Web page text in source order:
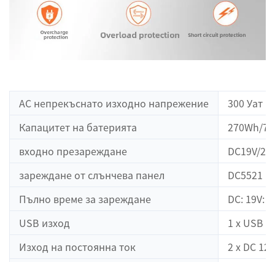
AC непрекъснато изходно напрежение
300 Уат
Капацитет на батерията
270Wh/
входно презареждане
DC19V/
зареждане от слънчева панел
DC5521
Пълно време за зареждане
DC: 19V:
USB изход
1 x USB
Изход на постоянна ток
2 x DC